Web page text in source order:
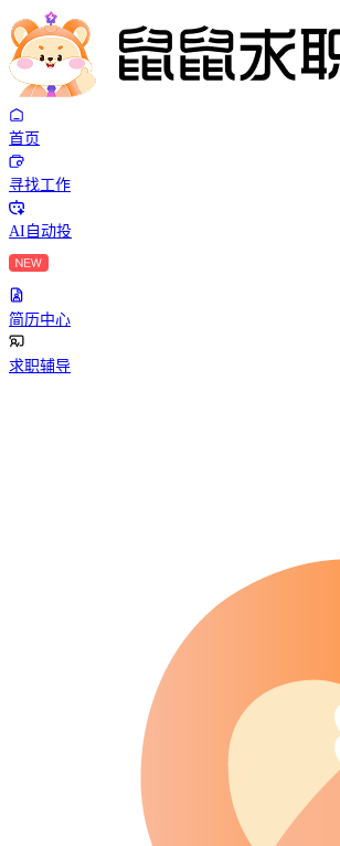
首页
寻找工作
AI自动投
简历中心
求职辅导